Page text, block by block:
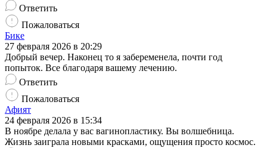
Ответить
Пожаловаться
Бике
27 февраля 2026 в 20:29
Добрый вечер. Наконец то я забеременела, почти год
попыток. Все благодаря вашему лечению.
Ответить
Пожаловаться
Афият
24 февраля 2026 в 15:34
В ноябре делала у вас вагинопластику. Вы волшебница.
Жизнь заиграла новыми красками, ощущения просто космос.